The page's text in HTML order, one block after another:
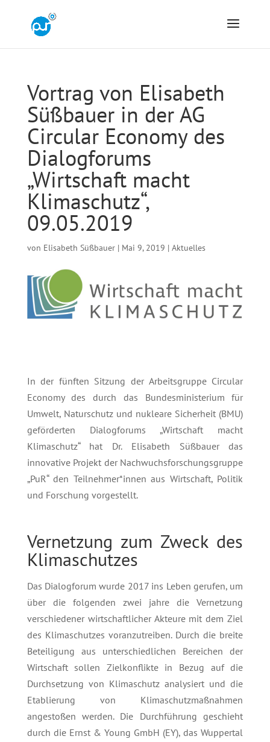
Vortrag von Elisabeth
Süßbauer in der AG
Circular Economy des
Dialogforums
„Wirtschaft macht
Klimaschutz“,
09.05.2019
von Elisabeth Süßbauer| Mai 9, 2019 | Aktuelles
In der fünften Sitzung der Arbeitsgruppe Circular
Economy des durch das Bundesministerium für
Umwelt, Naturschutz und nukleare Sicherheit (BMU)
geförderten Dialogforums „Wirtschaft macht
Klimaschutz“ hat Dr. Elisabeth Süßbauer das
innovative Projekt der Nachwuchsforschungsgruppe
„PuR“ den Teilnehmer*innen aus Wirtschaft, Politik
und Forschung vorgestellt.
Vernetzung zum Zweck des
Klimaschutzes
Das Dialogforum wurde 2017 ins Leben gerufen, um
über die folgenden zwei jahre die Vernetzung
verschiedener wirtschaftlicher Akteure mit dem Ziel
des Klimaschutzes voranzutreiben. Durch die breite
Beteiligung aus unterschiedlichen Bereichen der
Wirtschaft sollen Zielkonflikte in Bezug auf die
Durchsetzung von Klimaschutz analysiert und die
Etablierung von Klimaschutzmaßnahmen
angestoßen werden. Die Durchführung geschieht
durch die Ernst & Young GmbH (EY), das Wuppertal